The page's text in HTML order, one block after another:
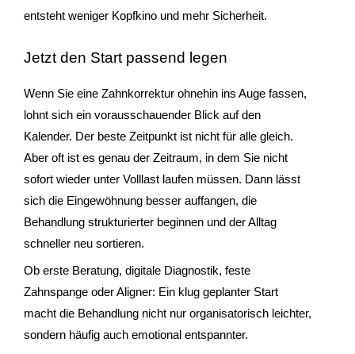
entsteht weniger Kopfkino und mehr Sicherheit.
Jetzt den Start passend legen
Wenn Sie eine Zahnkorrektur ohnehin ins Auge fassen,
lohnt sich ein vorausschauender Blick auf den
Kalender. Der beste Zeitpunkt ist nicht für alle gleich.
Aber oft ist es genau der Zeitraum, in dem Sie nicht
sofort wieder unter Volllast laufen müssen. Dann lässt
sich die Eingewöhnung besser auffangen, die
Behandlung strukturierter beginnen und der Alltag
schneller neu sortieren.
Ob erste Beratung, digitale Diagnostik, feste
Zahnspange oder Aligner: Ein klug geplanter Start
macht die Behandlung nicht nur organisatorisch leichter,
sondern häufig auch emotional entspannter.